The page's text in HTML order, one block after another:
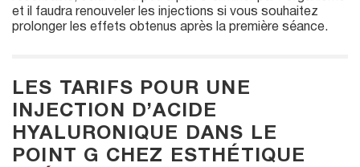
et il faudra renouveler les injections si vous souhaitez
prolonger les effets obtenus après la première séance.
LES TARIFS POUR UNE
INJECTION D’ACIDE
HYALURONIQUE DANS LE
POINT G CHEZ ESTHÉTIQUE